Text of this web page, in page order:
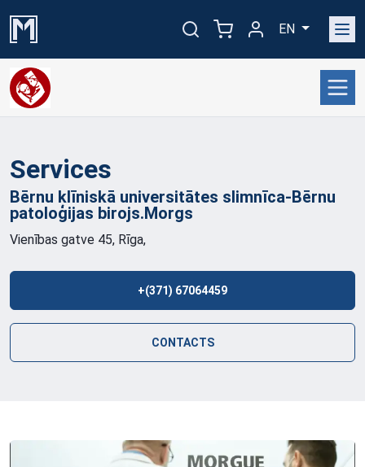
EN
Services
Bērnu klīniskā universitātes slimnīca-Bērnu
patoloģijas birojs.Morgs
Vienības gatve 45, Rīga,
+(371) 67064459
CONTACTS